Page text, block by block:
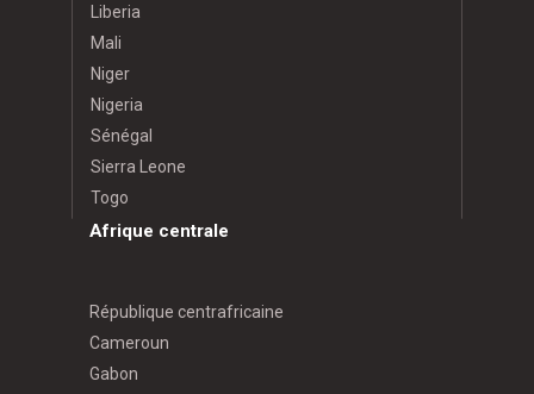
Liberia
Mali
Niger
Nigeria
Sénégal
Sierra Leone
Togo
Afrique centrale
République centrafricaine
Cameroun
Gabon